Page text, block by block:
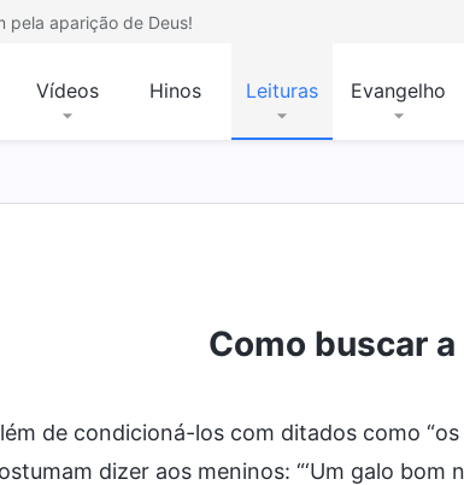
pela aparição de Deus!
Vídeos Hinos Leituras Evangelho
Como buscar
de condicioná-los com ditados como
dizer aos meninos: “‘Um galo